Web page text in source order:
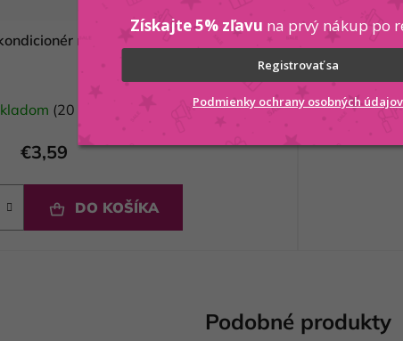
na vlasy - pumpa 1000 ml
(20 ks)
€3,59
DO KOŠÍKA
Podobné produkty
Získajte 5% zľavu na prvý nákup po
Registrovať sa
Podmienky ochrany osobných údajov